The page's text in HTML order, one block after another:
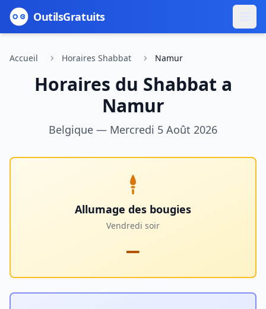
OutilsGratuits
Accueil Horaires Shabbat Namur
Horaires du Shabbat a
Namur
Belgique — Mercredi 5 Août 2026
Allumage des bougies
Vendredi soir
—